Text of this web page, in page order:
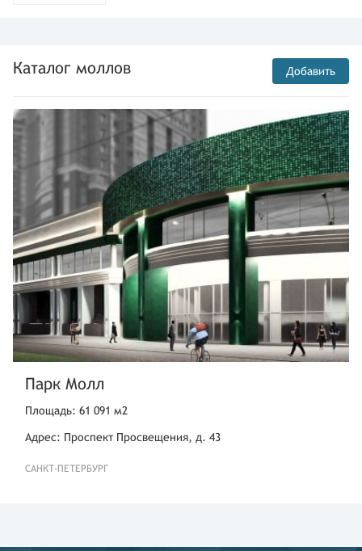
Каталог моллов Добавить
Парк Молл
Площадь: 61 091 м2
Адрес: Проспект Просвещения, д. 43
САНКТ-ПЕТЕРБУРГ